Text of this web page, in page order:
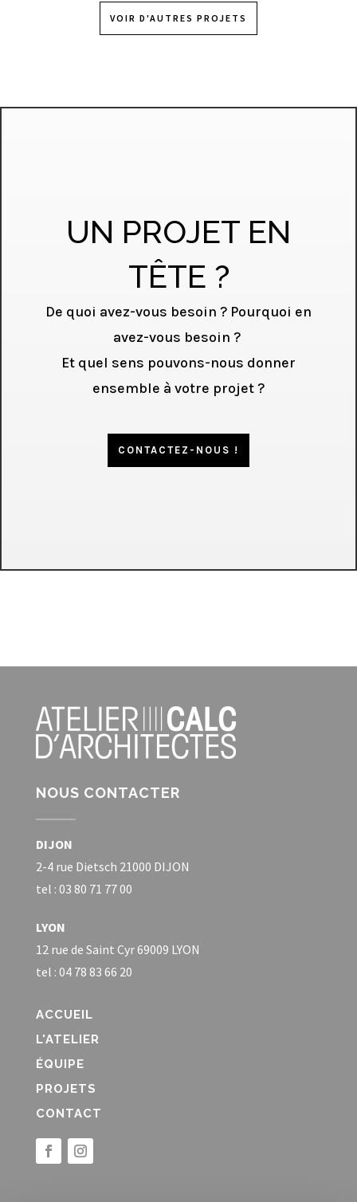
VOIR D'AUTRES PROJETS
UN PROJET EN
TÊTE ?
De quoi avez-vous besoin ? Pourquoi en
avez-vous besoin ?
Et quel sens pouvons-nous donner
ensemble à votre projet ?
CONTACTEZ-NOUS !
NOUS CONTACTER
DIJON
2-4 rue Dietsch 21000 DIJON
tel : 03 80 71 77 00
LYON
12 rue de Saint Cyr 69009 LYON
tel : 04 78 83 66 20
ACCUEIL
L'ATELIER
ÉQUIPE
PROJETS
CONTACT